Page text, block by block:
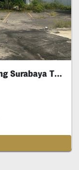
Gedung Ex Pabrik Gudang Lelang Surabaya Timur